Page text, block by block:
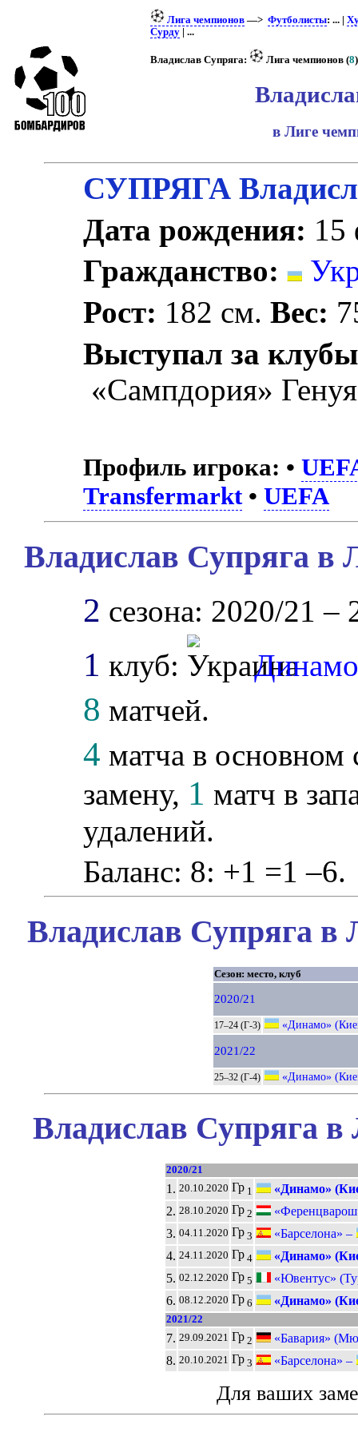
Лига чемпионов —>Футболисты: ... |
Сурду | ...
Владислав Супряга: Лига чемпионов (8
в Лиге
СУПРЯГА
Дата рождения: 15
Гражданство:
Рост: 182 см.Вес:
Выступал за
«Сампдория»
Профиль игрока: •
Transfermarkt•UEFA
Владислав Супряга в
2 сезона: 2020/21 –
1 клуб:
8 матчей.
4 матча в основном
замену, 1 матч в
удалений.
Баланс: 8: +1 =1 –6.
Владислав Супряга в
Сезон: место, клуб
2020/21
17–24 (Г-3) «Динамо»
2021/22
25–32 (Г-4) «Динамо»
Владислав Супряга
2020/21
1. 20.10.2020 Гр 1
«Динамо»
2. 28.10.2020 Гр 2
3. 04.11.2020 Гр 3
«Барселона» –
4. 24.11.2020 Гр 4
«Динамо»
5. 02.12.2020 Гр 5
«Ювентус»
6. 08.12.2020 Гр 6 «Динамо»
2021/22
7. 29.09.2021 Гр 2
«Бавария»
8. 20.10.2021 Гр 3 «Барселона» –
Для ваших